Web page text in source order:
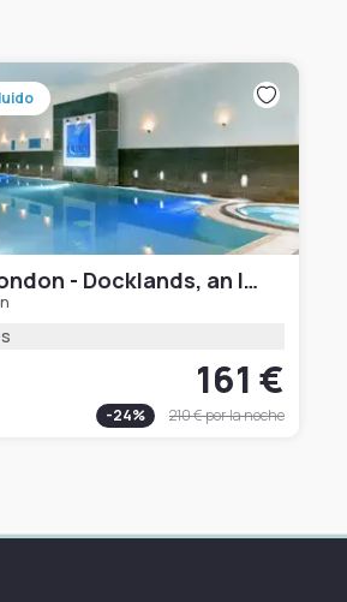
Crowne Plaza London - Docklands, an IHG Hotel
161 €
-24% 210 €por la noche